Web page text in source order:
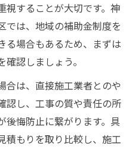
視することが大切です。神
では、地域の補助金制度を
る場合もあるため、まずは
認しましょう。
合は、直接施工業者とのや
認し、工事の質や責任の所
後悔防止に繋がります。具
積もりを取り比較し、施工